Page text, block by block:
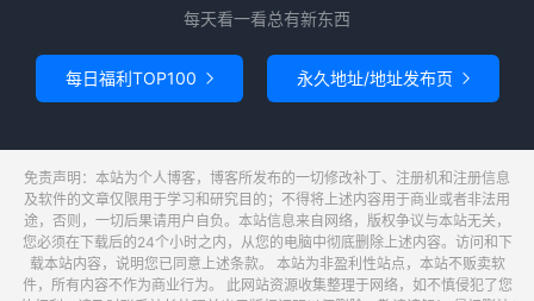
每天看一看总有新东西
每日福利TOP100  永久地址/地址发布页 
免责声明：本站为个人博客，博客所发布的一切修改补丁、注册机和注册信息
及软件的文章仅限用于学习和研究目的；不得将上述内容用于商业或者非法用
途，否则，一切后果请用户自负。本站信息来自网络，版权争议与本站无关，
您必须在下载后的24个小时之内，从您的电脑中彻底删除上述内容。访问和下
载本站内容，说明您已同意上述条款。 本站为非盈利性站点，本站不贩卖软
件，所有内容不作为商业行为。 此网站资源收集整理于网络，如不慎侵犯了您